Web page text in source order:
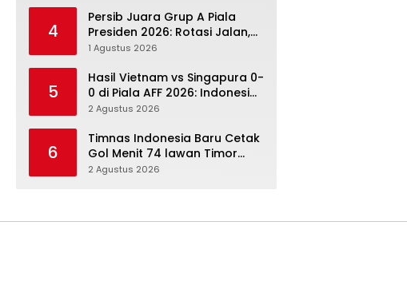
4
Persib Juara Grup A Piala
Presiden 2026: Rotasi Jalan,
Tolic Punya Alasan untuk
1 Agustus 2026
5
Hasil Vietnam vs Singapura 0-
0 di Piala AFF 2026: Indonesia
Kini Punya Jalan Terbuka
2 Agustus 2026
6
Timnas Indonesia Baru Cetak
Gol Menit 74 lawan Timor
Leste: Sabar, Rotasi, lalu
2 Agustus 2026